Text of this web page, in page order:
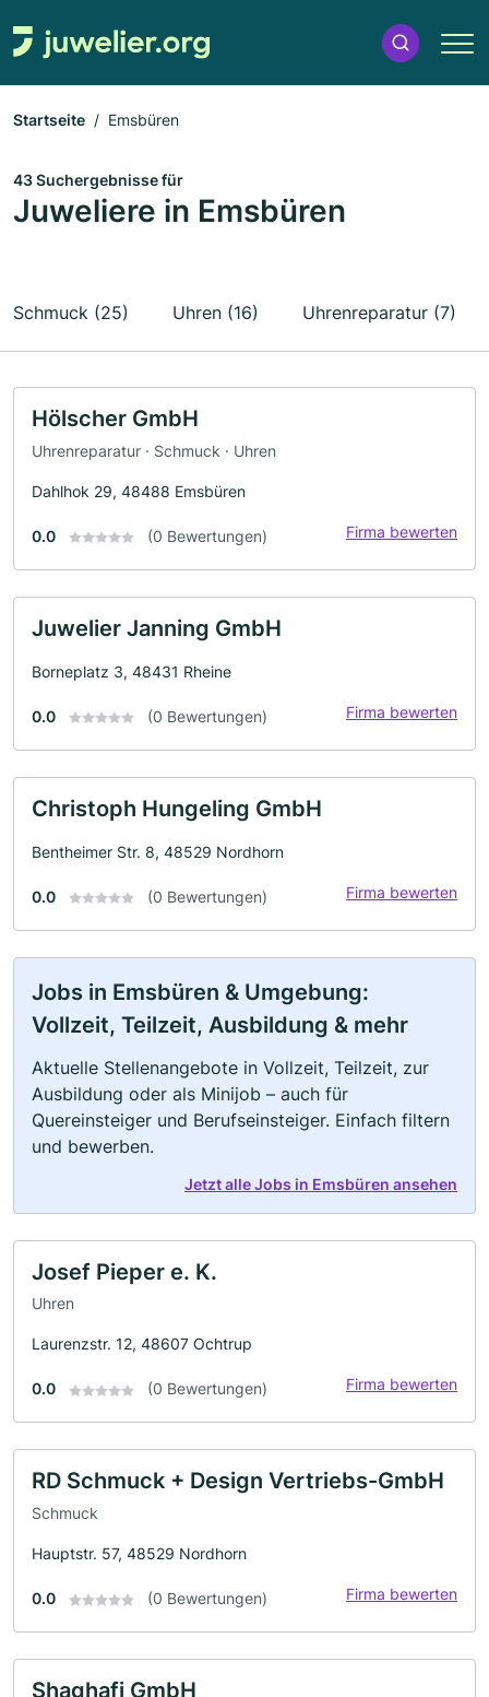
Startseite Emsbüren
43 Suchergebnisse für
Juweliere in Emsbüren
Schmuck (25) Uhren (16) Uhrenreparatur (7)
Hölscher GmbH
Uhrenreparatur · Schmuck · Uhren
Dahlhok 29, 48488 Emsbüren
0.0 (0 Bewertungen) Firma bewerten
Juwelier Janning GmbH
Borneplatz 3, 48431 Rheine
0.0 (0 Bewertungen) Firma bewerten
Christoph Hungeling GmbH
Bentheimer Str. 8, 48529 Nordhorn
0.0 (0 Bewertungen) Firma bewerten
Jobs in Emsbüren & Umgebung:
Vollzeit, Teilzeit, Ausbildung & mehr
Aktuelle Stellenangebote in Vollzeit, Teilzeit, zur
Ausbildung oder als Minijob – auch für
Quereinsteiger und Berufseinsteiger. Einfach filtern
und bewerben.
Jetzt alle Jobs in Emsbüren ansehen
Josef Pieper e. K.
Uhren
Laurenzstr. 12, 48607 Ochtrup
0.0 (0 Bewertungen) Firma bewerten
RD Schmuck + Design Vertriebs-GmbH
Schmuck
Hauptstr. 57, 48529 Nordhorn
0.0 (0 Bewertungen) Firma bewerten
Shaghafi GmbH